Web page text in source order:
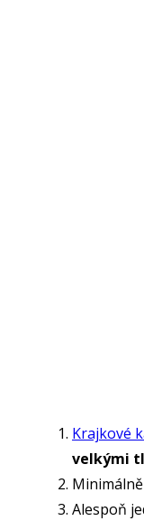
Krajkové
velkými
Alespoň